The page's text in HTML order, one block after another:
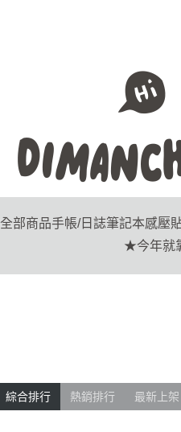
全部商品手帳/日誌筆記本感壓
★今年就
綜合排行 熱銷排行 最新上架